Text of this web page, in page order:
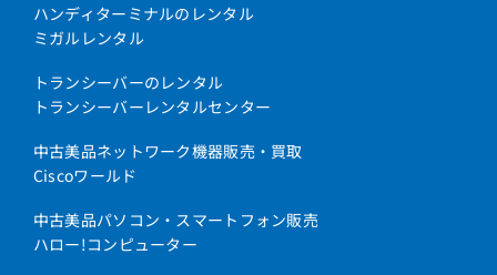
ハンディターミナルのレンタル
ミガルレンタル
トランシーバーのレンタル
トランシーバーレンタルセンター
中古美品ネットワーク機器販売・買取
Ciscoワールド
中古美品パソコン・スマートフォン販売
ハロー!コンピューター